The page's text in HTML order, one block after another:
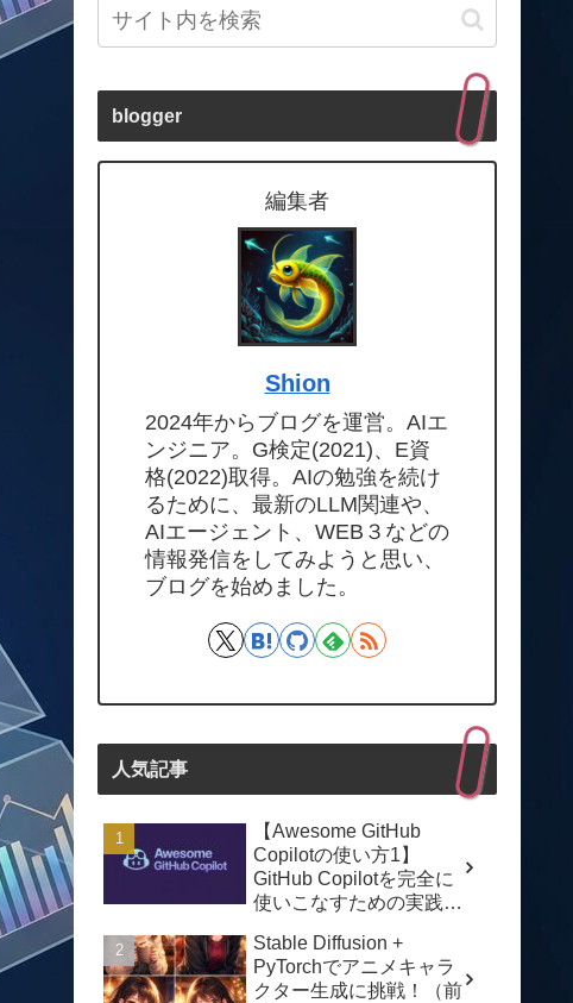
blogger
編集者
Shion
2024年からブログを運営。AIエ
ンジニア。G検定(2021)、E資
格(2022)取得。AIの勉強を続け
るために、最新のLLM関連や、
AIエージェント、WEB３などの
情報発信をしてみようと思い、
ブログを始めました。
人気記事
【Awesome GitHub
Copilotの使い方1】
GitHub Copilotを完全に
使いこなすための実践ガ
Stable Diffusion +
PyTorchでアニメキャラ
クター生成に挑戦！（前